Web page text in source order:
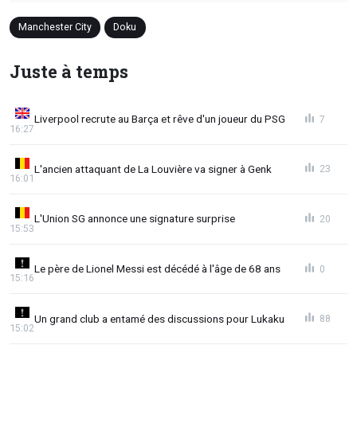
Manchester City Doku
Juste à temps
Liverpool recrute au Barça et rêve d'un joueur du PSG
16:27
7
L'ancien attaquant de La Louvière va signer à Genk
16:01
23
L'Union SG annonce une signature surprise
15:53
20
Le père de Lionel Messi est décédé à l'âge de 68 ans
15:16
0
Un grand club a entamé des discussions pour Lukaku
15:02
88